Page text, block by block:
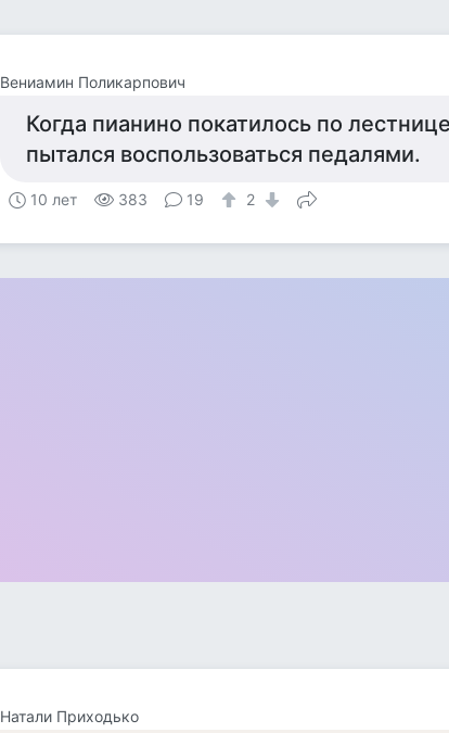
Вениамин Поликарпович
Когда пианино покатилось по
пытался воспользоваться педалями.
10 лет 383 19 2
Натали Приходько